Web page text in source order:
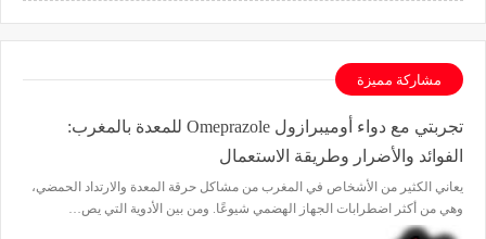
مشاركة مميزة
تجربتي مع دواء أوميبرازول Omeprazole للمعدة بالمغرب:
الفوائد والأضرار وطريقة الاستعمال
يعاني الكثير من الأشخاص في المغرب من مشاكل حرقة المعدة والارتداد الحمضي،
وهي من أكثر اضطرابات الجهاز الهضمي شيوعًا. ومن بين الأدوية التي يص…